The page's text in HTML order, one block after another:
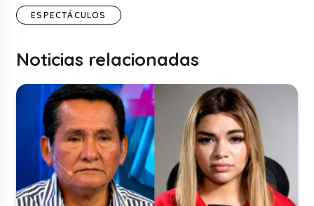
ESPECTÁCULOS
Noticias relacionadas